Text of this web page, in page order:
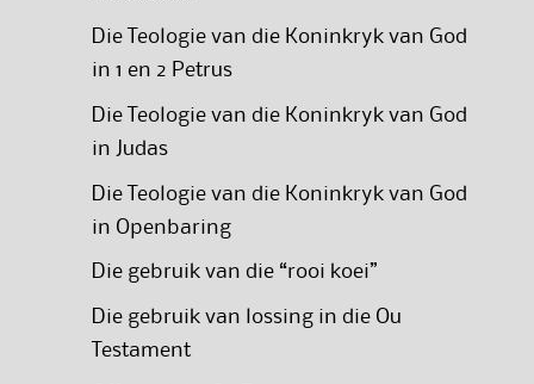
Die Teologie van die Koninkryk van God
in 1 en 2 Petrus
Die Teologie van die Koninkryk van God
in Judas
Die Teologie van die Koninkryk van God
in Openbaring
Die gebruik van die “rooi koei”
Die gebruik van lossing in die Ou
Testament